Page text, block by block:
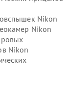
Nikon
Nikon
Nikon